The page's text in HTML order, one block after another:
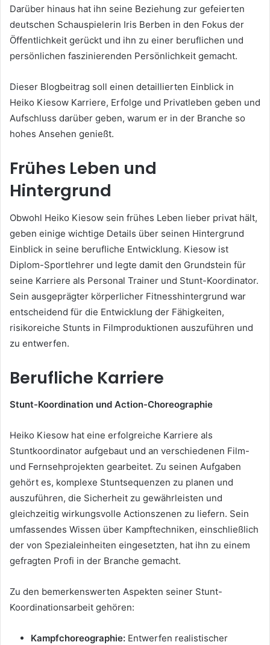
Darüber hinaus hat ihn seine Beziehung zur gefeierten
deutschen Schauspielerin Iris Berben in den Fokus der
Öffentlichkeit gerückt und ihn zu einer beruflichen und
persönlichen faszinierenden Persönlichkeit gemacht.
Dieser Blogbeitrag soll einen detaillierten Einblick in
Heiko Kiesow Karriere, Erfolge und Privatleben geben und
Aufschluss darüber geben, warum er in der Branche so
hohes Ansehen genießt.
Frühes Leben und
Hintergrund
Obwohl Heiko Kiesow sein frühes Leben lieber privat hält,
geben einige wichtige Details über seinen Hintergrund
Einblick in seine berufliche Entwicklung. Kiesow ist
Diplom-Sportlehrer und legte damit den Grundstein für
seine Karriere als Personal Trainer und Stunt-Koordinator.
Sein ausgeprägter körperlicher Fitnesshintergrund war
entscheidend für die Entwicklung der Fähigkeiten,
risikoreiche Stunts in Filmproduktionen auszuführen und
zu entwerfen.
Berufliche Karriere
Stunt-Koordination und Action-Choreographie
Heiko Kiesow hat eine erfolgreiche Karriere als
Stuntkoordinator aufgebaut und an verschiedenen Film-
und Fernsehprojekten gearbeitet. Zu seinen Aufgaben
gehört es, komplexe Stuntsequenzen zu planen und
auszuführen, die Sicherheit zu gewährleisten und
gleichzeitig wirkungsvolle Actionszenen zu liefern. Sein
umfassendes Wissen über Kampftechniken, einschließlich
der von Spezialeinheiten eingesetzten, hat ihn zu einem
gefragten Profi in der Branche gemacht.
Zu den bemerkenswerten Aspekten seiner Stunt-
Koordinationsarbeit gehören:
Kampfchoreographie: Entwerfen realistischer